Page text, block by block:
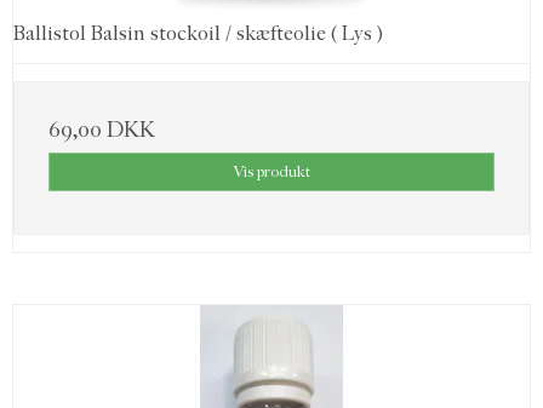
Ballistol Balsin stockoil / skæfteolie ( Lys )
69,00 DKK
Vis produkt